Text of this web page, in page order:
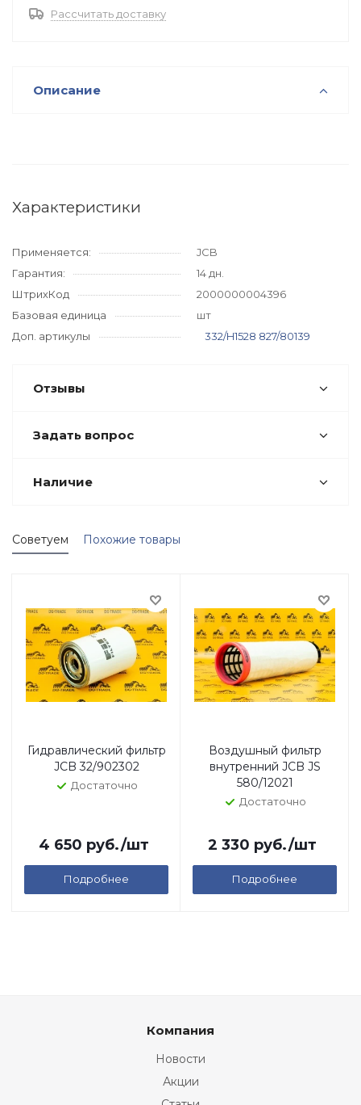
Рассчитать доставку
Описание
Характеристики
Применяется:
JCB
Гарантия:
14 дн.
ШтрихКод
2000000004396
Базовая единица
шт
Доп. артикулы
332/H1528 827/80139
Отзывы
Задать вопрос
Наличие
Советуем Похожие товары
Гидравлический фильтр
JCB 32/902302
Достаточно
4 650 руб./шт
Подробнее
Воздушный фильтр
внутренний JCB JS
580/12021
Достаточно
2 330 руб./шт
Подробнее
Компания
Новости
Акции